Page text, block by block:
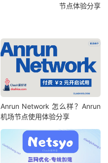
节点体验分享
Anrun Network 怎么样？Anrun
机场节点使用体验分享